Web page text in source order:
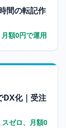
間の転記作
額0円で運用
DX化｜受注
ゼロ、月額0